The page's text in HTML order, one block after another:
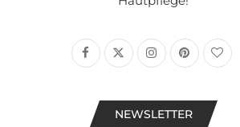
NEWSLETTER